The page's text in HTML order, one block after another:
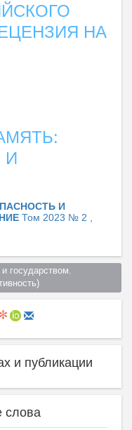
НА
И
И
Том 2023 № 2 ,
государством.
и публикации
слова